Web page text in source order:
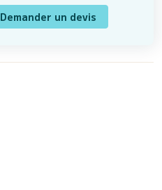
Demander un devis